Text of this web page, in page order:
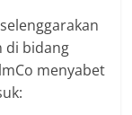
di bidang
menyabet